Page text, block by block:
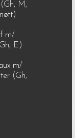
M,
m/
E)
m/
(Gh,